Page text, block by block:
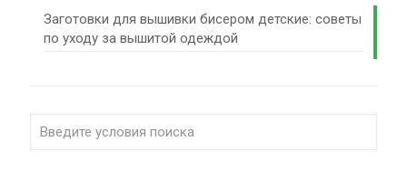
Заготовки для вышивки бисером детские: советы
по уходу за вышитой одеждой